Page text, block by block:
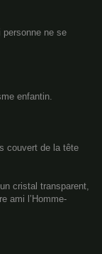
ne se
enfantin.
couvert de la tête
cristal transparent,
ami l’Homme-